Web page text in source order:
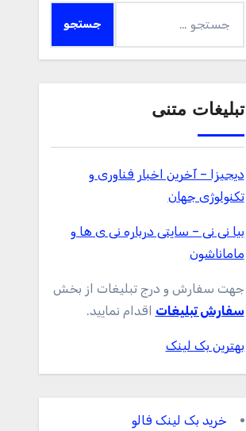
برای:
تبلیغات متنی
دیجیزا – آخرین اخبار فناوری و
تکنولوژی جهان
بیا نی نی – سایتی درباره نی ی ها و
ماماناشون
جهت سفارش و درج تبلیغات از بخش
سفارش تبلیغات اقدام نمایید.
بهترین بک لینک
خرید بک لینک فالو